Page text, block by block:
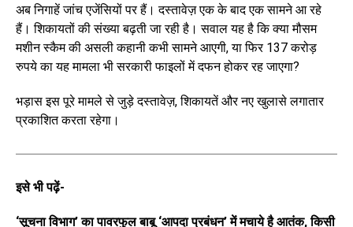
अब निगाहें जांच एजेंसियों पर हैं। दस्तावेज़ एक के बाद एक सामने आ रहे
हैं। शिकायतों की संख्या बढ़ती जा रही है। सवाल यह है कि क्या मौसम
मशीन स्कैम की असली कहानी कभी सामने आएगी, या फिर 137 करोड़
रुपये का यह मामला भी सरकारी फाइलों में दफन होकर रह जाएगा?
भड़ास इस पूरे मामले से जुड़े दस्तावेज़, शिकायतें और नए खुलासे लगातार
प्रकाशित करता रहेगा।
इसे भी पढ़ें-
‘सूचना विभाग’ का पावरफुल बाबू ‘आपदा प्रबंधन’ में मचाये है आतंक, किसी